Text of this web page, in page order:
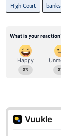
High Court
banks